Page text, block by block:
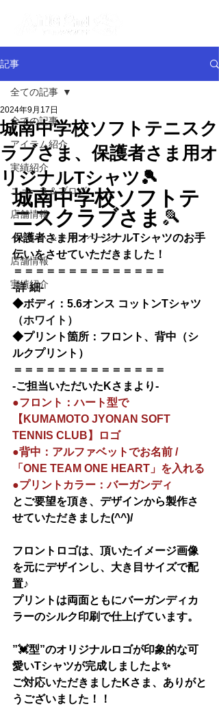
記事
全ての記事
アイテム紹介
実績紹介
ニュース＆ブログ
店舗情報
イベント＆キャンペーン
店舗情報
実績紹介
全ての記事
城南中学校ソフトテニスク
ラブさま、保護者さま用オ
リジナルTシャツ🎾
2024年9月17日
城南中学校ソフトテ
ニスクラブさま 🎾
保護者さま用オリジナルTシャツのお手
伝いをさせていただきました！
＝＝＝＝＝＝＝＝＝＝＝＝＝＝
-詳 細-
◆ボディ：5.6オンス コットンTシャツ
（ホワイト）
◆プリント箇所：フロント、背中（シ
ルクプリント）
＝＝＝＝＝＝＝＝＝＝＝＝＝＝
-ご担当いただいたKさまより-
●フロント：ハート型で
【KUMAMOTO JYONAN SOFT
TENNIS CLUB】ロゴ
●背中：アルファベットでお名前 /
「ONE TEAM ONE HEART」を入れる
●プリントカラー：バーガンディ
とご要望を頂き、デザインから製作さ
せていただきました(^^)/
フロントロゴは、頂いたイメージ画像
を元にデザインし、大き目サイズで配
置♪
プリントは両面ともにバーガンディカ
ラーのシルク印刷で仕上げています。
”💓型”のオリジナルロゴが印象的な可
愛いTシャツが完成しましたよ✨
ご対応いただきましたKさま、ありがと
うございました！！